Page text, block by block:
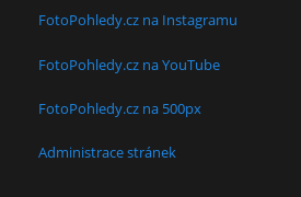
FotoPohledy.cz na Instagramu
FotoPohledy.cz na YouTube
FotoPohledy.cz na 500px
Administrace stránek